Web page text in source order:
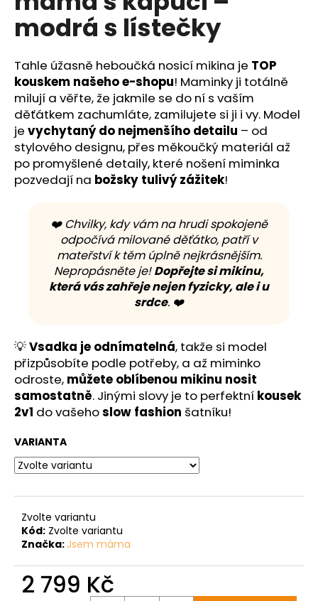
5
hvězdiček.
modrá s lístečky
Tahle úžasně heboučká nosicí mikina je TOP
kouskem našeho e-shopu! Maminky ji totálně
milují a věřte, že jakmile se do ní s vaším
děťátkem zachumláte, zamilujete si ji i vy. Model
je vychytaný do nejmenšího detailu – od
stylového designu, přes měkoučký materiál až
po promyšlené detaily, které nošení miminka
pozvedají na božsky tulivý zážitek!
❤️ Chvilky, kdy vám na hrudi spokojeně
odpočívá milované děťátko, patří v
mateřství k těm úplně nejkrásnějším.
Nepropásněte je!Dopřejte si mikinu,
která vás zahřeje nejen fyzicky, ale i u
srdce. ❤️
💡Vsadka je odnímatelná, takže si model
přizpůsobíte podle potřeby, a až miminko
odroste, můžete oblíbenou mikinu nosit
samostatně. Jinými slovy je to perfektní kousek
2v1 do vašehoslow fashion šatníku!
VARIANTA
Zvolte variantu
Kód: Zvolte variantu
Značka: Jsem máma
2 799 Kč
u
j
m
e